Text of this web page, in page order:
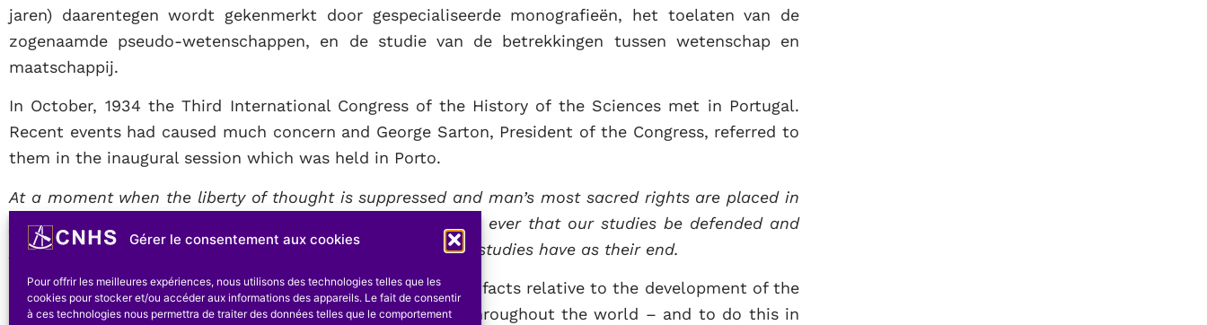
Gérer le consentement aux cookies
Pour offrir les meilleures expériences, nous utilisons des technologies telles que les
cookies pour stocker et/ou accéder aux informations des appareils. Le fait de consentir
à ces technologies nous permettra de traiter des données telles que le comportement
jaren) daarentegen wordt gekenmerkt door gespecialiseerde monografieën, het toelaten van de
zogenaamde pseudo-wetenschappen, en de studie van de betrekkingen tussen wetenschap en
maatschappij.
In October, 1934 the Third International Congress of the History of the Sciences met in Portugal.
Recent events had caused much concern and George Sarton, President of the Congress, referred to
them in the inaugural session which was held in Porto.
At a moment when the liberty of thought is suppressed and man’s most sacred rights are placed in
peril in many civilized countries, it is more important than ever that our studies be defended and
propagated. Permit me to recall to you briefly… what these studies have as their end.
Above all to determine as exactly as possible the historical facts relative to the development of the
sciences – of all thepositivesciences in all periods and throughout the world – and to do this in